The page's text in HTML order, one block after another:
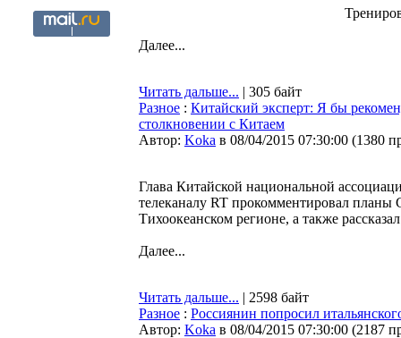
Далее...
Читать дальше... | 305 байт
Разное : Китайский эксперт: Я бы
столкновении с Китаем
Автор: Koka в 08/04/2015 07:30:00 (1380
Глава Китайской национальной
телеканалу RT прокомментировал
Тихоокеанском регионе, а также
Далее...
Читать дальше... | 2598 байт
Разное : Россиянин попросил
Автор: Koka в 08/04/2015 07:30:00 (2187